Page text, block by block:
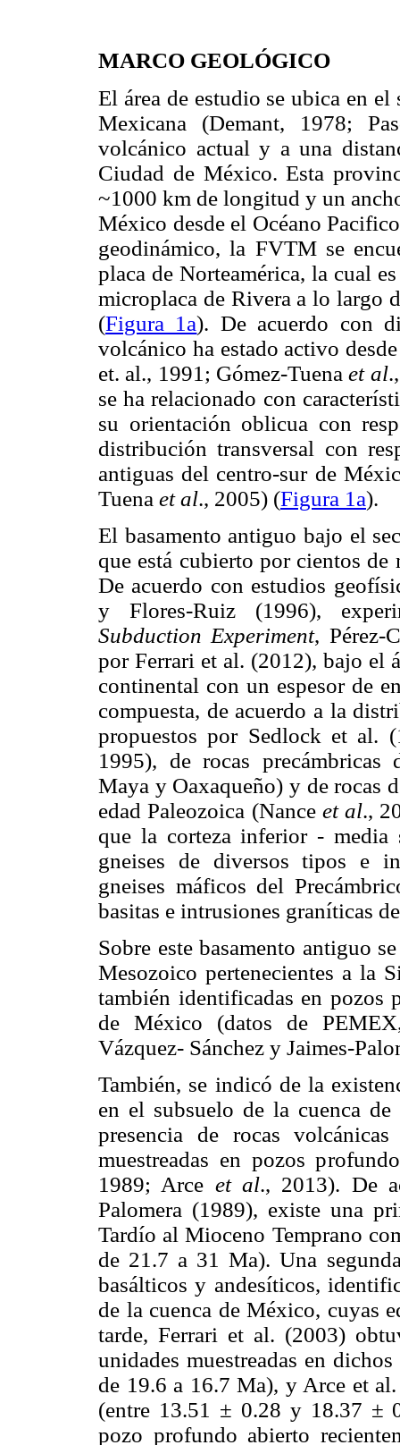
MARCO GEOLÓGICO
El área de estudio se ubica en
Mexicana (Demant, 1978;
volcánico actual y a una
Ciudad de México. Esta
~1000 km de longitud y un
México desde el Océano
geodinámico, la FVTM se
placa de Norteamérica, la cual
microplaca de Rivera a lo largo
(Figura 1a). De acuerdo con
volcánico ha estado activo
et. al., 1991; Gómez-Tuenaet al
se ha relacionado con
su orientación oblicua con
distribución transversal con
antiguas del centro-sur de
Tuena et al., 2005) (Figura 1a).
El basamento antiguo bajo el
que está cubierto por cientos de
De acuerdo con estudios
y Flores-Ruiz (1996),
Subduction Experiment, Pérez-
por Ferrari et al. (2012), bajo el
continental con un espesor de
compuesta, de acuerdo a la
propuestos por Sedlock et al.
1995), de rocas precámbricas
Maya y Oaxaqueño) y de rocas
edad Paleozoica (Nance et al.,
que la corteza inferior - media
gneises de diversos tipos e
gneises máficos del
basitas e intrusiones graníticas
Sobre este basamento antiguo
Mesozoico pertenecientes a la
también identificadas en pozos
de México (datos de
Vázquez- Sánchez y Jaimes-
También, se indicó de la
en el subsuelo de la cuenca
presencia de rocas
muestreadas en pozos
1989; Arce et al., 2013). De
Palomera (1989), existe una
Tardío al Mioceno Temprano
de 21.7 a 31 Ma). Una
basálticos y andesíticos,
de la cuenca de México, cuyas
tarde, Ferrari et al. (2003)
unidades muestreadas en
de 19.6 a 16.7 Ma), y Arce et
(entre 13.51 ± 0.28 y 18.37 ±
pozo profundo abierto